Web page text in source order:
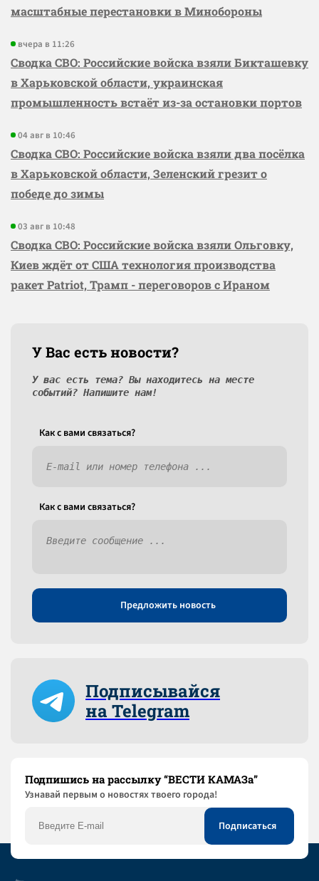
масштабные перестановки в Минобороны
вчера в 11:26
Сводка СВО: Российские войска взяли Бикташевку
в Харьковской области, украинская
промышленность встаёт из-за остановки портов
04 авг в 10:46
Сводка СВО: Российские войска взяли два посёлка
в Харьковской области, Зеленский грезит о
победе до зимы
03 авг в 10:48
Сводка СВО: Российские войска взяли Ольговку,
Киев ждёт от США технология производства
ракет Patriot, Трамп - переговоров с Ираном
У Вас есть новости?
У вас есть тема? Вы находитесь на месте
событий? Напишите нам!
Как c вами связаться?
Как c вами связаться?
Предложить новость
Подписывайся
на Telegram
Подпишись на рассылку “ВЕСТИ КАМАЗа”
Узнaвай первым о новостях твоего города!